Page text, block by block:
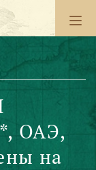
ОАЭ,
на